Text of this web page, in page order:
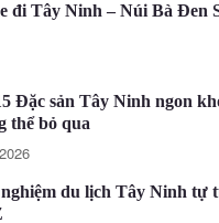
đi Tây Ninh – Núi Bà Đen
Đặc sản Tây Ninh ngon
thể bỏ qua
du lịch Tây Ninh tự